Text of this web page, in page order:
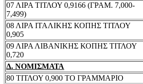
07 ΛΙΡΑ ΤΙΤΛΟΥ 0,9166 (ΓΡΑΜ. 7,000-
7,499)
08 ΛΙΡΑ ΙΤΑΛΙΚΗΣ ΚΟΠΗΣ ΤΙΤΛΟΥ
0,905
09 ΛΙΡΑ ΛΙΒΑΝΙΚΗΣ ΚΟΠΗΣ ΤΙΤΛΟΥ
0,720
Δ. ΝΟΜΙΣΜΑΤΑ
80 ΤΙΤΛΟΥ 0,900 ΤΟ ΓΡΑΜΜΑΡΙΟ